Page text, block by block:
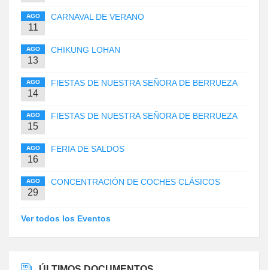
AGO
11
CARNAVAL DE VERANO
AGO
13
CHIKUNG LOHAN
AGO
14
FIESTAS DE NUESTRA SEÑORA DE BERRUEZA
AGO
15
FIESTAS DE NUESTRA SEÑORA DE BERRUEZA
AGO
16
FERIA DE SALDOS
AGO
29
CONCENTRACIÓN DE COCHES CLÁSICOS
Ver todos los Eventos